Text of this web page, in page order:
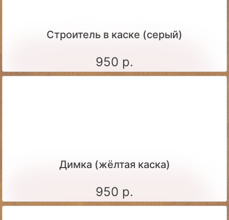
Строитель в каске (серый)
950 р.
Димка (жёлтая каска)
950 р.